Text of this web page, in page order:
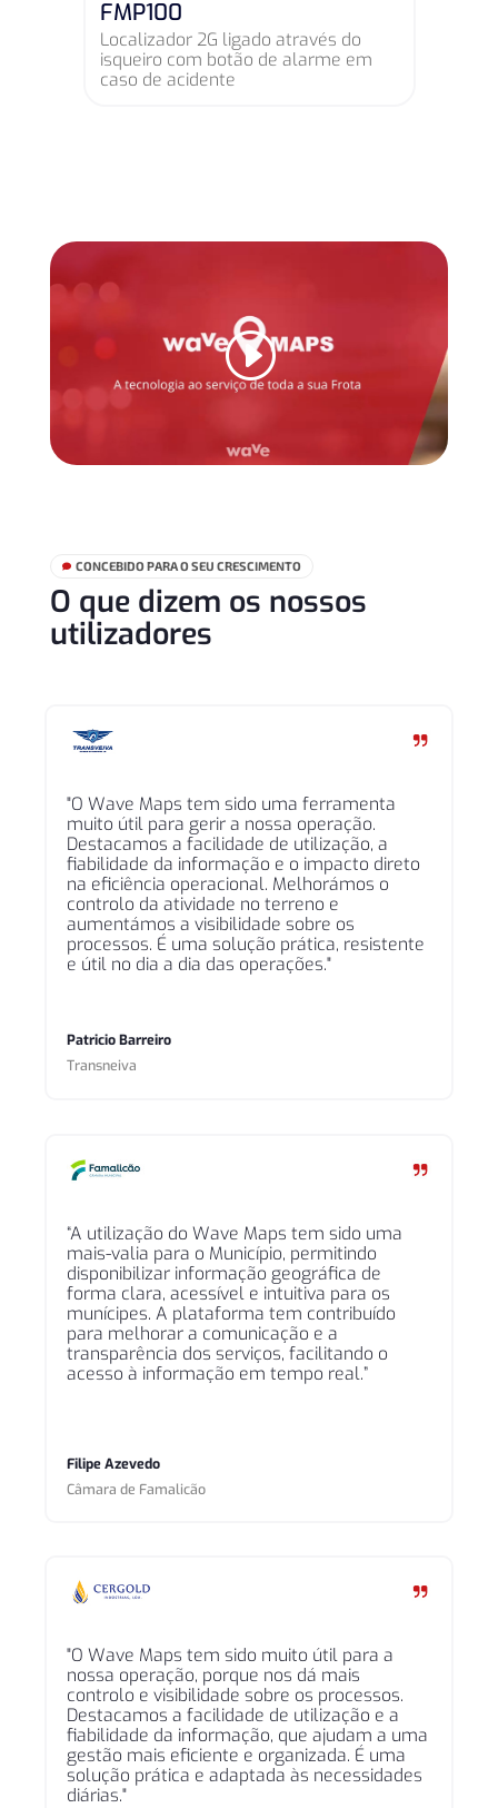
TFT100
Localizador 2G com suporte alta
tensão para mobilidade elétrica e
maquinaria pesada
 CONCEBIDO PARA O SEU CRESCIMENTO
O que dizem os nossos
utilizadores
"O Wave Maps tem sido uma ferramenta
muito útil para gerir a nossa operação.
Destacamos a facilidade de utilização, a
fiabilidade da informação e o impacto direto
na eficiência operacional. Melhorámos o
controlo da atividade no terreno e
aumentámos a visibilidade sobre os
processos. É uma solução prática, resistente
e útil no dia a dia das operações."
Patricio Barreiro
Transneiva
“A utilização do Wave Maps tem sido uma
mais-valia para o Município, permitindo
disponibilizar informação geográfica de
forma clara, acessível e intuitiva para os
munícipes. A plataforma tem contribuído
para melhorar a comunicação e a
transparência dos serviços, facilitando o
acesso à informação em tempo real.”
Filipe Azevedo
Câmara de Famalicão
"O Wave Maps tem sido muito útil para a
nossa operação, porque nos dá mais
controlo e visibilidade sobre os processos.
Destacamos a facilidade de utilização e a
fiabilidade da informação, que ajudam a uma
gestão mais eficiente e organizada. É uma
solução prática e adaptada às necessidades
diárias."